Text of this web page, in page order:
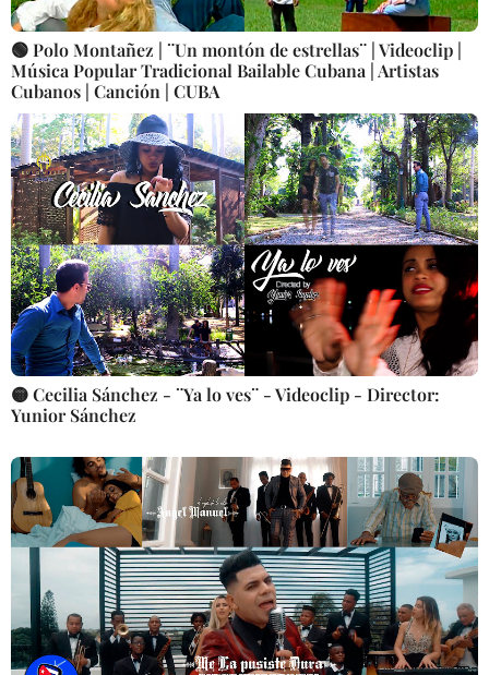
🟢 Polo Montañez | ¨Un montón de estrellas¨ | Videoclip |
Música Popular Tradicional Bailable Cubana | Artistas
Cubanos | Canción | CUBA
🟡 Cecilia Sánchez - ¨Ya lo ves¨ - Videoclip - Director:
Yunior Sánchez